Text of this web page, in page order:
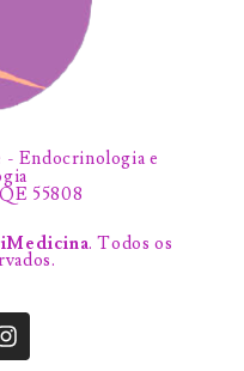
- Endocrinologia e
55808
iMedicina. Todos os